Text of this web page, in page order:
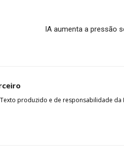
IA aumenta a pressão
produzido e de responsabilidade da